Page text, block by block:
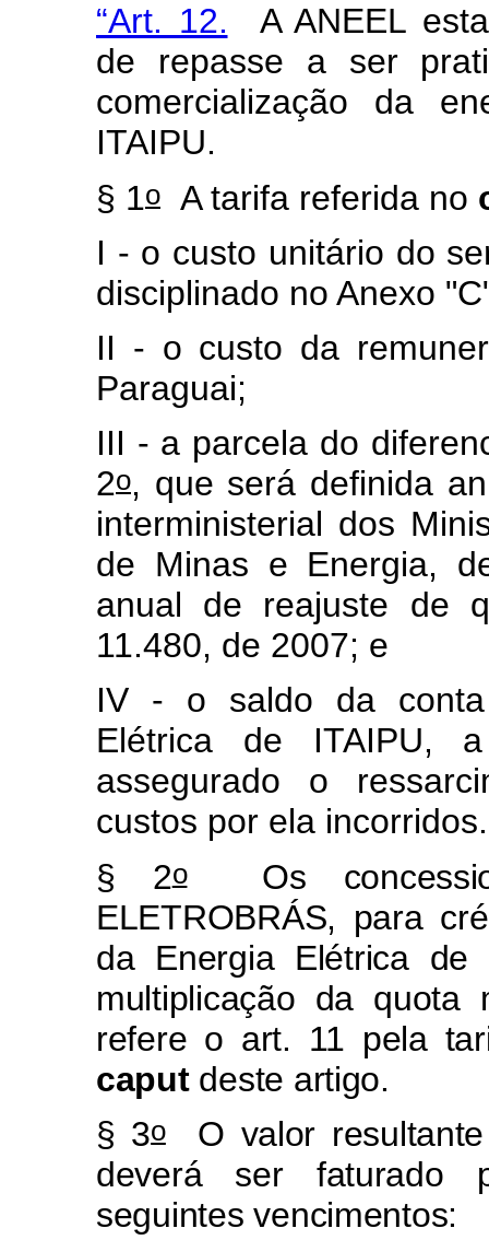
“Art. 12. A ANEEL
de repasse a ser
comercialização da
ITAIPU.
§ 1o A tarifa referida no
I - o custo unitário do
disciplinado no Anexo
II - o custo da
Paraguai;
III - a parcela do
2o, que será definida
interministerial dos
de Minas e Energia,
anual de reajuste de
11.480, de 2007; e
IV - o saldo da conta
Elétrica de
assegurado o
custos por ela incorridos.
§ 2oOs
ELETROBRÁS, para
da Energia Elétrica de
multiplicação da
refere o art. 11 pela
caputdeste artigo.
§ 3oO valor resultante
deverá ser faturado
seguintes vencimentos: